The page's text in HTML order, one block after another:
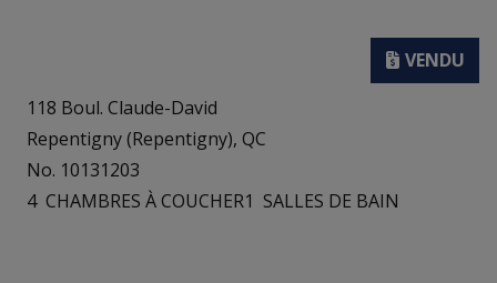
118 Boul. Claude-David
Repentigny (Repentigny), QC
No. 10131203
4 CHAMBRES À COUCHER1 SALLES DE BAIN